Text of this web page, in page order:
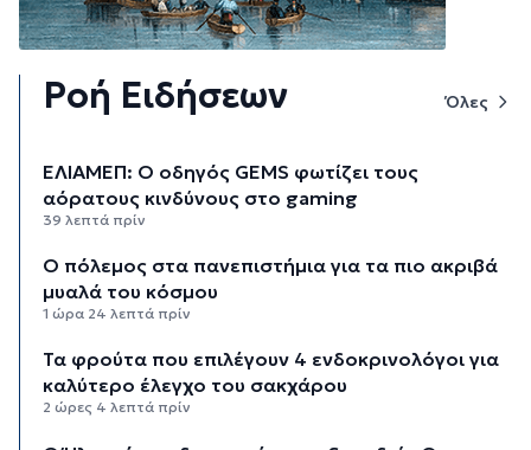
Ροή Ειδήσεων Όλες
ΕΛΙΑΜΕΠ: Ο οδηγός GEMS φωτίζει τους
αόρατους κινδύνους στο gaming
39 λεπτά πρίν
Ο πόλεμος στα πανεπιστήμια για τα πιο ακριβά
μυαλά του κόσμου
1 ώρα 24 λεπτά πρίν
Τα φρούτα που επιλέγουν 4 ενδοκρινολόγοι για
καλύτερο έλεγχο του σακχάρου
2 ώρες 4 λεπτά πρίν